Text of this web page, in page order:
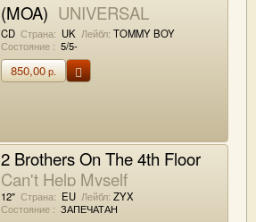
(MOA) UNIVERSAL
CD Страна: UK Лейбл: TOMMY BOY
Состояние : 5/5-
850,00р.
2 Brothers On The 4th Floor
Can't Help Myself
12" Страна: EU Лейбл: ZYX
Состояние : ЗАПЕЧАТАН